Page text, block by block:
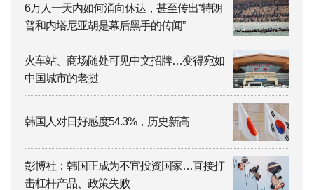
6万人一天内如何涌向休达，甚至传出“特朗
普和内塔尼亚胡是幕后黑手的传闻”
火车站、商场随处可见中文招牌…变得宛如
中国城市的老挝
韩国人对日好感度54.3%，历史新高
彭博社：韩国正成为不宜投资国家…直接打
击杠杆产品、政策失败